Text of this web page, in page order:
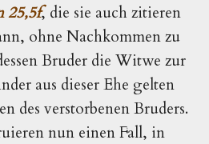
25,5f, die sie auch zitieren
ohne Nachkommen zu
Bruder die Witwe zur
aus dieser Ehe gelten
des verstorbenen Bruders.
nun einen Fall, in